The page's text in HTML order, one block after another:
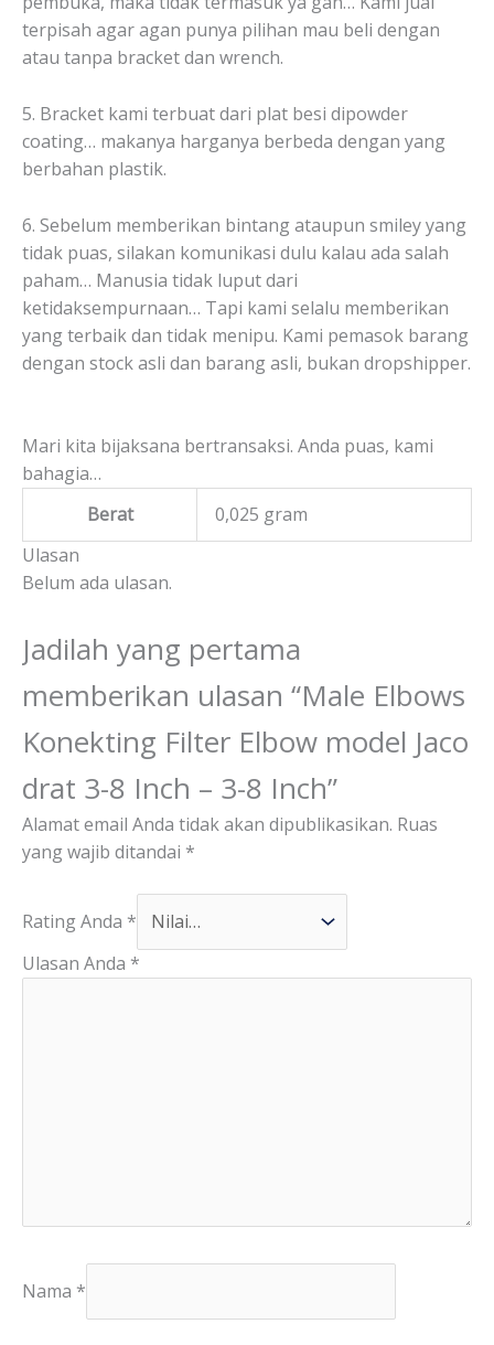
terpisah agar agan punya pilihan mau beli dengan
atau tanpa bracket dan wrench.
5. Bracket kami terbuat dari plat besi dipowder
coating… makanya harganya berbeda dengan yang
berbahan plastik.
6. Sebelum memberikan bintang ataupun smiley yang
tidak puas, silakan komunikasi dulu kalau ada salah
paham… Manusia tidak luput dari
ketidaksempurnaan… Tapi kami selalu memberikan
yang terbaik dan tidak menipu. Kami pemasok barang
dengan stock asli dan barang asli, bukan dropshipper.
Mari kita bijaksana bertransaksi. Anda puas, kami
bahagia…
Berat
0,025 gram
Ulasan
Belum ada ulasan.
Jadilah yang pertama
memberikan ulasan “Male Elbows
Konekting Filter Elbow model Jaco
drat 3-8 Inch – 3-8 Inch”
Alamat email Anda tidak akan dipublikasikan. Ruas
yang wajib ditandai *
Rating Anda *
Ulasan Anda *
Nama *